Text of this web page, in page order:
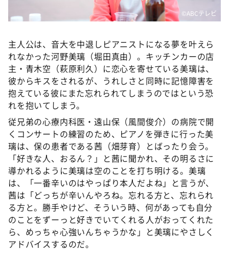
ぺこぱのまるスポ
©️ABCテレビ
主人公は、音大を中退しピアニストになる夢を叶えら
れなかった河野美璃（堀田真由）。キッチンカーの店
主・青木空（萩原利久）に恋心を寄せている美璃は、
彼からキスをされるが、うれしさと同時に記憶障害を
抱えている彼にまた忘れられてしまうのではという恐
れを抱いてしまう。
従兄弟の心療内科医・遠山保（風間俊介）の病院で開
くコンサートの練習のため、ピアノを弾きに行った美
璃は、保の患者である茜（畑芽育）とばったり会う。
「好きな人、おるん？」と茜に聞かれ、その明るさに
導かれるように美璃は空のことを打ち明ける。美璃
は、「一番辛いのはやっぱり本人だよね」と言うが、
茜は「どっちが辛いんやろね。忘れる方と、忘れられ
る方と。勝手やけど、そういう時、何があっても自分
のことをずーっと好きでいてくれる人がおってくれた
ら、めっちゃ心強いんちゃうかな」と美璃にやさしく
アドバイスするのだ。